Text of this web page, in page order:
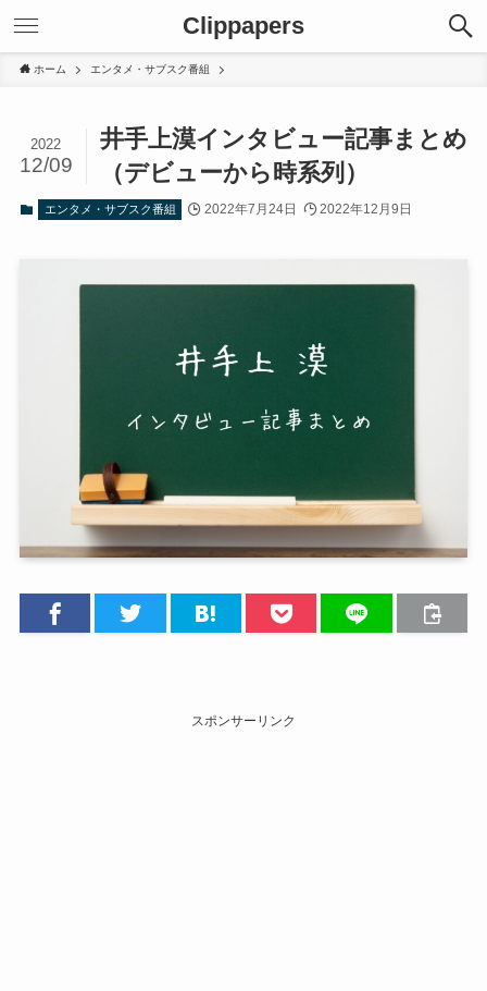
Clippapers
ホーム エンタメ・サブスク番組
井手上漠インタビュー記事まとめ
（デビューから時系列）
2022
12/09
エンタメ・サブスク番組 2022年7月24日 2022年12月9日
スポンサーリンク